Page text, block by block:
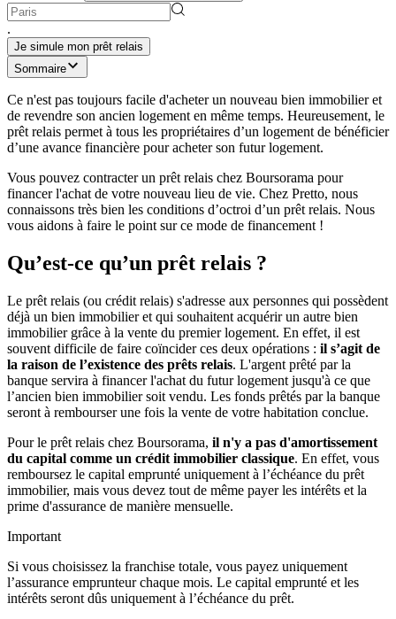
.
Je simule mon prêt relais
Sommaire
Ce n'est pas toujours facile d'acheter un nouveau bien immobilier et
de revendre son ancien logement en même temps. Heureusement, le
prêt relais permet à tous les propriétaires d’un logement de bénéficier
d’une avance financière pour acheter son futur logement.
Vous pouvez contracter un prêt relais chez Boursorama pour
financer l'achat de votre nouveau lieu de vie. Chez Pretto, nous
connaissons très bien les conditions d’octroi d’un prêt relais. Nous
vous aidons à faire le point sur ce mode de financement !
Qu’est-ce qu’un prêt relais ?
Le prêt relais (ou crédit relais) s'adresse aux personnes qui possèdent
déjà un bien immobilier et qui souhaitent acquérir un autre bien
immobilier grâce à la vente du premier logement. En effet, il est
souvent difficile de faire coïncider ces deux opérations : il s’agit de
la raison de l’existence des prêts relais. L'argent prêté par la
banque servira à financer l'achat du futur logement jusqu'à ce que
l’ancien bien immobilier soit vendu. Les fonds prêtés par la banque
seront à rembourser une fois la vente de votre habitation conclue.
Pour le prêt relais chez Boursorama, il n'y a pas d'amortissement
du capital comme un crédit immobilier classique. En effet, vous
remboursez le capital emprunté uniquement à l’échéance du prêt
immobilier, mais vous devez tout de même payer les intérêts et la
prime d'assurance de manière mensuelle.
Important
Si vous choisissez la franchise totale, vous payez uniquement
l’assurance emprunteur chaque mois. Le capital emprunté et les
intérêts seront dûs uniquement à l’échéance du prêt.